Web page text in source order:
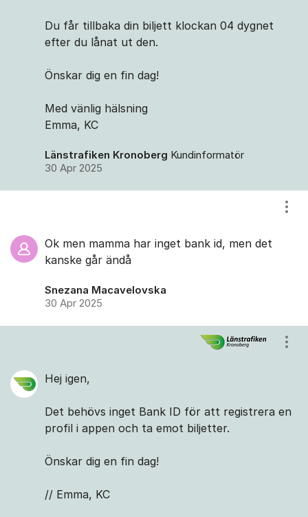
Du får tillbaka din biljett klockan 04 dygnet
efter du lånat ut den.
Önskar dig en fin dag!
Med vänlig hälsning
Emma, KC
Länstrafiken Kronoberg Kundinformatör
30 Apr 2025
Ok men mamma har inget bank id, men det
kanske går ändå
Snezana Macavelovska
30 Apr 2025
Hej igen,
Det behövs inget Bank ID för att registrera en
profil i appen och ta emot biljetter.
Önskar dig en fin dag!
// Emma, KC